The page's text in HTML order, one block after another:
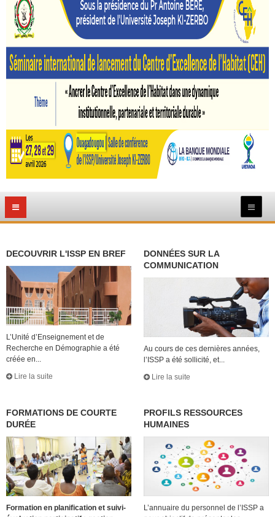
DECOUVRIR L'ISSP EN BREF
L’Unité d’Enseignement et de
Recherche en Démographie a été
créée en...
Lire la suite
DONNÉES SUR LA
COMMUNICATION
Au cours de ces dernières années,
l’ISSP a été sollicité, et...
Lire la suite
FORMATIONS DE COURTE
DURÉE
Formation en planification et suivi-
PROFILS RESSOURCES
HUMAINES
L’annuaire du personnel de l’ISSP a